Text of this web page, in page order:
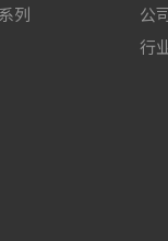
列
公
行